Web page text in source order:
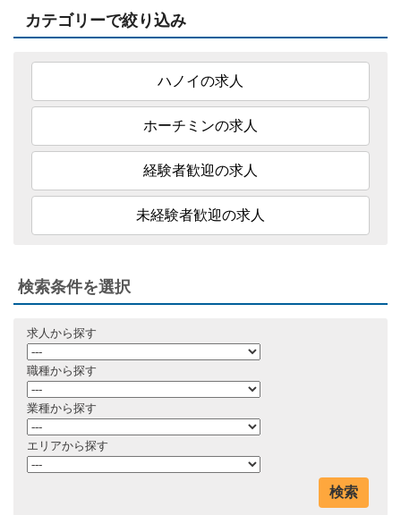
カテゴリーで絞り込み
ハノイの求人
ホーチミンの求人
経験者歓迎の求人
未経験者歓迎の求人
検索条件を選択
求人から探す
職種から探す
業種から探す
エリアから探す
検索